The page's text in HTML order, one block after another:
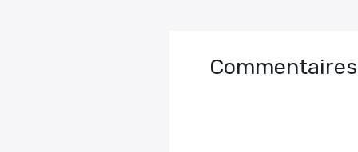
Commentaires